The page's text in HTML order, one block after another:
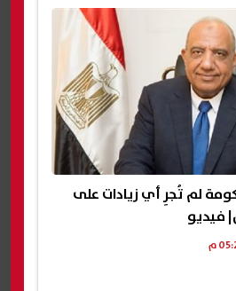
لم تُجرِ أي زيادات على
فيديو